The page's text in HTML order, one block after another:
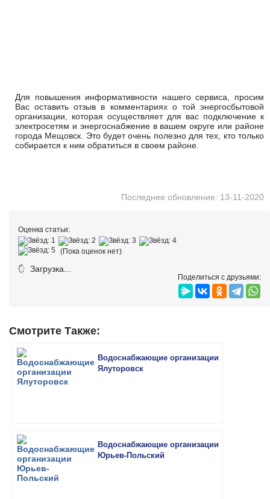
Для повышения информативности нашего сервиса, просим
Вас оставить отзыв в комментариях о той энергосбытовой
организации, которая осуществляет для вас подключение к
электросетям и энергоснабжение в вашем округе или районе
города Мещовск. Это будет очень полезно для тех, кто только
собирается к ним обратиться в своем районе.
Последнее обновление: 13-11-2020
Оценка статьи:
(Пока оценок нет)
Загрузка...
Поделиться с друзьями:
Смотрите Также:
Водоснабжающие организации
Ялуторовск
Водоснабжающие организации
Юрьев-Польский